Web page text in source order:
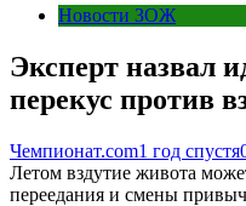
Новости ЗОЖ
Эксперт назвал
перекус против
Чемпионат.com1 год спустя
Летом вздутие живота
переедания и смены